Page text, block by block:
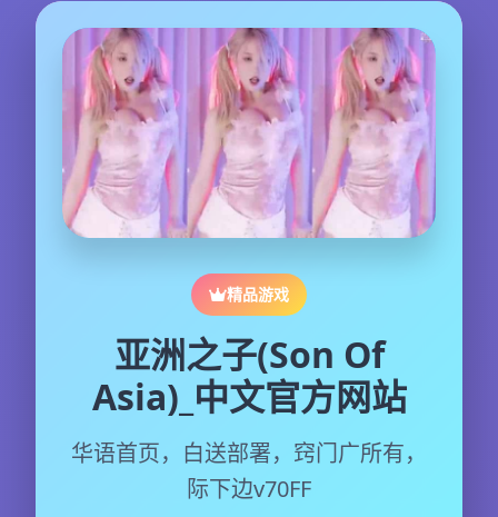
精品游戏
亚洲之子(Son Of
Asia)_中文官方网站
华语首页，白送部署，窍门广所有，
际下边v70FF